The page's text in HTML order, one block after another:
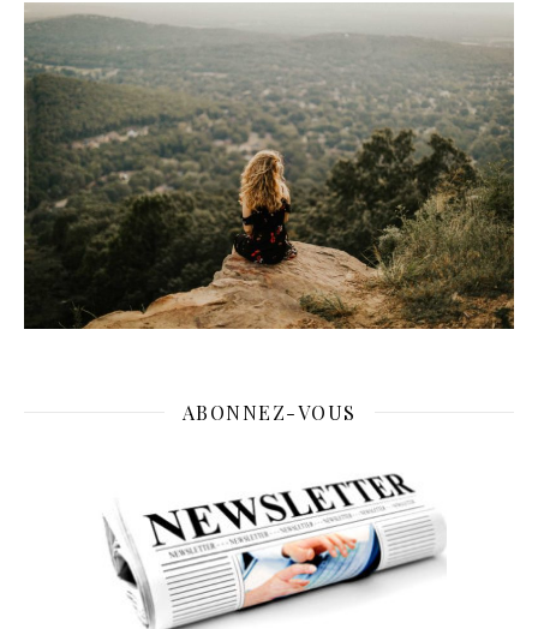
ABONNEZ-VOUS